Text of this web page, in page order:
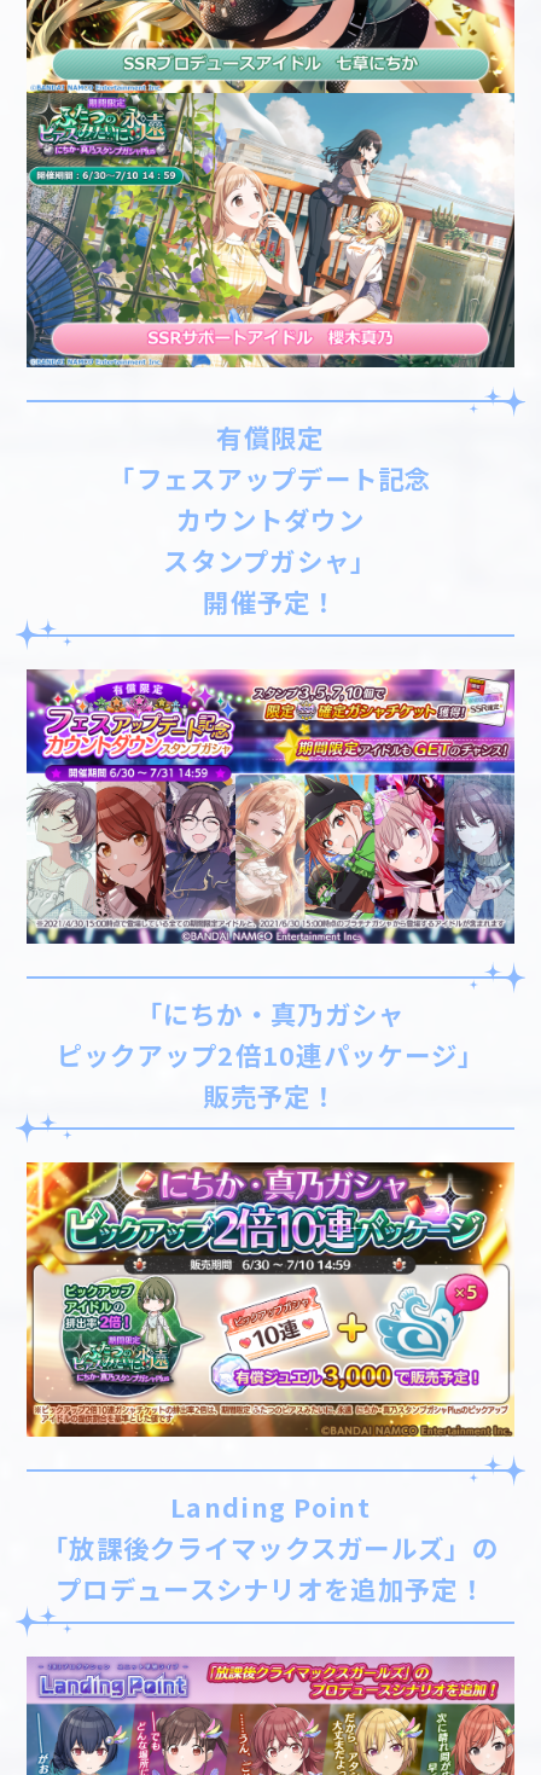
有償限定
「フェスアップデート記念
カウントダウン
スタンプガシャ」
開催予定！
「にちか・真乃ガシャ
ピックアップ2倍10連パッケージ」
販売予定！
Landing Point
「放課後クライマックスガールズ」の
プロデュースシナリオを追加予定！